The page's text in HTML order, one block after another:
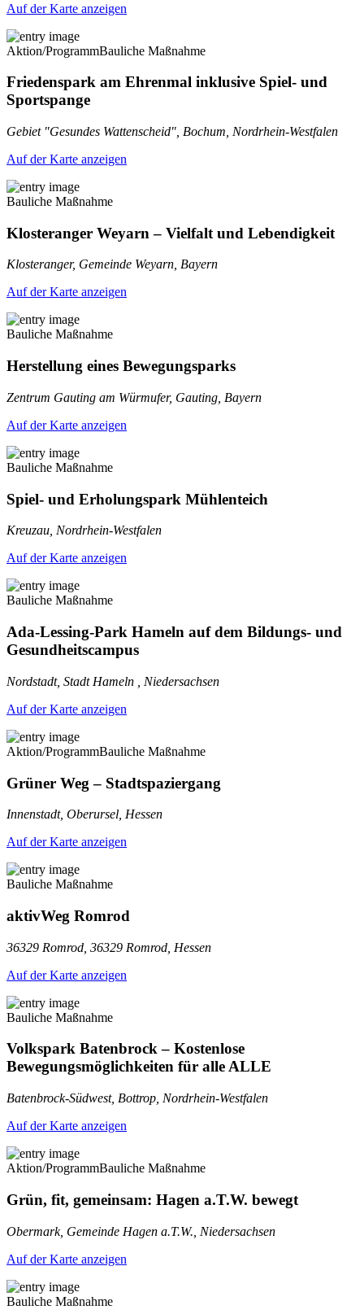
Auf der Karte anzeigen
Aktion/ProgrammBauliche Maßnahme
Friedenspark am Ehrenmal inklusive Spiel- und
Sportspange
Gebiet "Gesundes Wattenscheid", Bochum, Nordrhein-Westfalen
Auf der Karte anzeigen
Bauliche Maßnahme
Klosteranger Weyarn – Vielfalt und Lebendigkeit
Klosteranger, Gemeinde Weyarn, Bayern
Auf der Karte anzeigen
Bauliche Maßnahme
Herstellung eines Bewegungsparks
Zentrum Gauting am Würmufer, Gauting, Bayern
Auf der Karte anzeigen
Bauliche Maßnahme
Spiel- und Erholungspark Mühlenteich
Kreuzau, Nordrhein-Westfalen
Auf der Karte anzeigen
Bauliche Maßnahme
Ada-Lessing-Park Hameln auf dem Bildungs- und
Gesundheitscampus
Nordstadt, Stadt Hameln , Niedersachsen
Auf der Karte anzeigen
Aktion/ProgrammBauliche Maßnahme
Grüner Weg – Stadtspaziergang
Innenstadt, Oberursel, Hessen
Auf der Karte anzeigen
Bauliche Maßnahme
aktivWeg Romrod
36329 Romrod, 36329 Romrod, Hessen
Auf der Karte anzeigen
Bauliche Maßnahme
Volkspark Batenbrock – Kostenlose
Bewegungsmöglichkeiten für alle ALLE
Batenbrock-Südwest, Bottrop, Nordrhein-Westfalen
Auf der Karte anzeigen
Aktion/ProgrammBauliche Maßnahme
Grün, fit, gemeinsam: Hagen a.T.W. bewegt
Obermark, Gemeinde Hagen a.T.W., Niedersachsen
Auf der Karte anzeigen
Bauliche Maßnahme